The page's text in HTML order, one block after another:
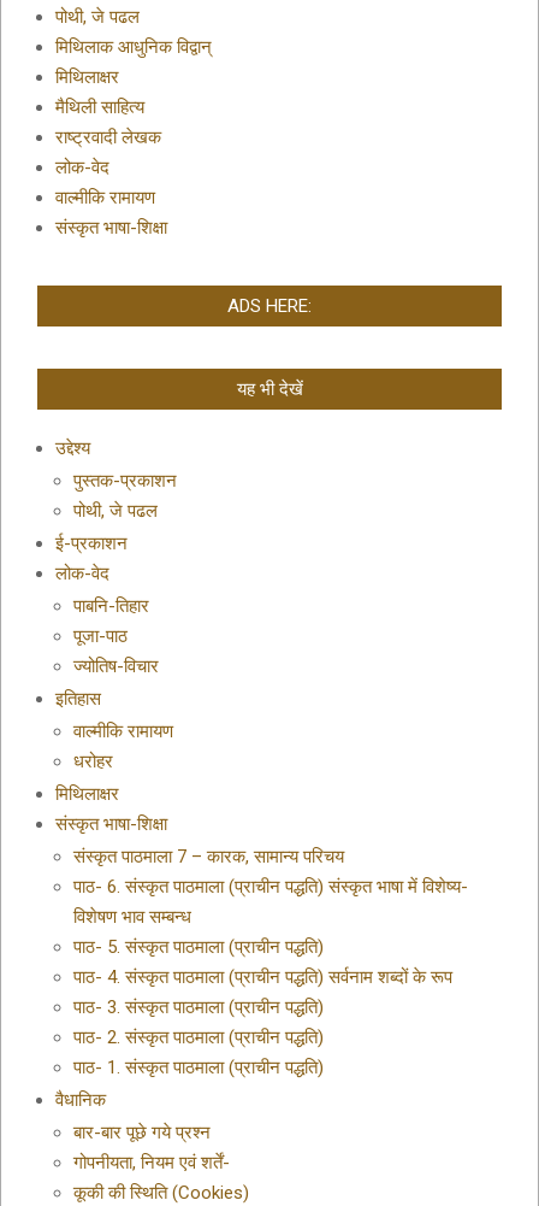
पोथी, जे पढल
मिथिलाक आधुनिक विद्वान्
मिथिलाक्षर
मैथिली साहित्य
राष्ट्रवादी लेखक
लोक-वेद
वाल्मीकि रामायण
संस्कृत भाषा-शिक्षा
ADS HERE:
यह भी देखें
उद्देश्य
पुस्तक-प्रकाशन
पोथी, जे पढल
ई-प्रकाशन
लोक-वेद
पाबनि-तिहार
पूजा-पाठ
ज्योतिष-विचार
इतिहास
वाल्मीकि रामायण
धरोहर
मिथिलाक्षर
संस्कृत भाषा-शिक्षा
संस्कृत पाठमाला 7 – कारक, सामान्य परिचय
पाठ- 6. संस्कृत पाठमाला (प्राचीन पद्धति) संस्कृत भाषा में विशेष्य-
विशेषण भाव सम्बन्ध
पाठ- 5. संस्कृत पाठमाला (प्राचीन पद्धति)
पाठ- 4. संस्कृत पाठमाला (प्राचीन पद्धति) सर्वनाम शब्दों के रूप
पाठ- 3. संस्कृत पाठमाला (प्राचीन पद्धति)
पाठ- 2. संस्कृत पाठमाला (प्राचीन पद्धति)
पाठ- 1. संस्कृत पाठमाला (प्राचीन पद्धति)
वैधानिक
बार-बार पूछे गये प्रश्न
गोपनीयता, नियम एवं शर्तें-
कूकी की स्थिति (Cookies)